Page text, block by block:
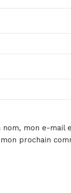
mon e-mail
prochain